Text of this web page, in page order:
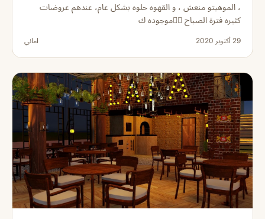
، الموهيتو منعش ، و القهوه حلوه بشكل عام، عندهم عروضات
كثيره فترة الصباح 👌🏼موجوده ك
29 أكتوبر 2020 اماني